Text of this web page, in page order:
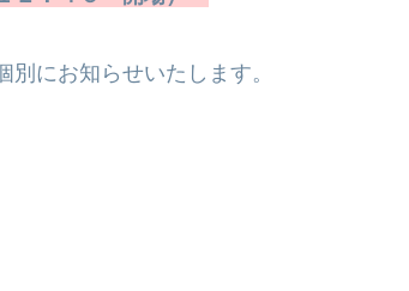
にお知らせいたします。